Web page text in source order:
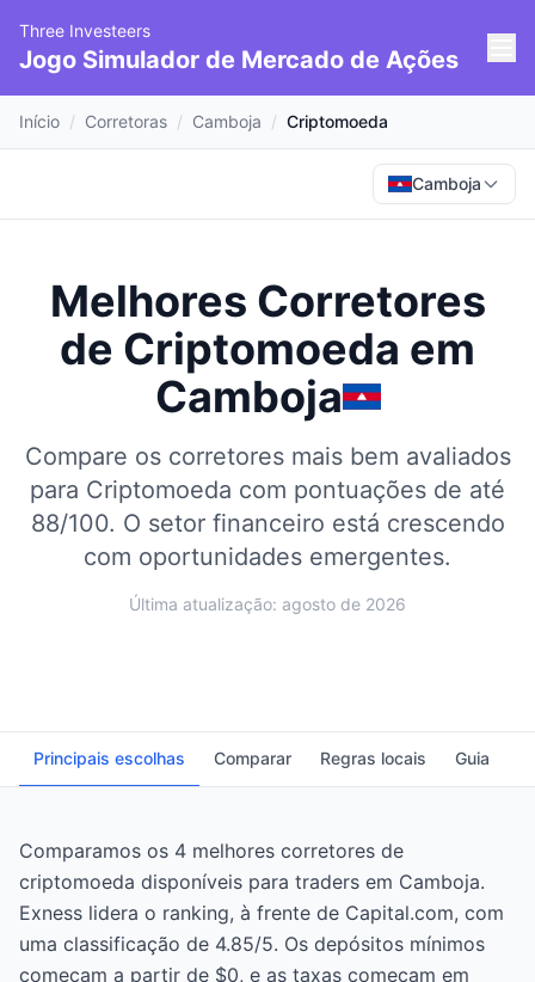
Three Investeers
Jogo Simulador de Mercado de Ações
Início / Corretoras / Camboja / Criptomoeda
Camboja
Melhores Corretores
de Criptomoeda em
Camboja
Compare os corretores mais bem avaliados
para Criptomoeda com pontuações de até
88/100. O setor financeiro está crescendo
com oportunidades emergentes.
Última atualização: agosto de 2026
Principais escolhas Comparar Regras locais Guia
Comparamos os 4 melhores corretores de
criptomoeda disponíveis para traders em Camboja.
Exness lidera o ranking, à frente de Capital.com, com
uma classificação de 4.85/5. Os depósitos mínimos
começam a partir de $0, e as taxas começam em